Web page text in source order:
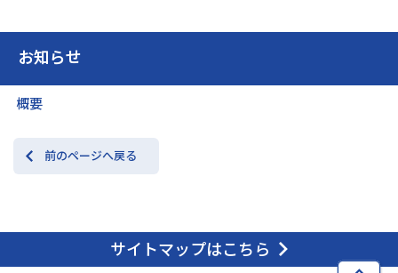
お知らせ
概要
前のページへ戻る
サイトマップはこちら